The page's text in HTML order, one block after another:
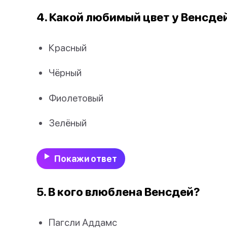
4. Какой любимый цвет у
Красный
Чёрный
Фиолетовый
Зелёный
Покажи ответ
5. В кого влюблена Венсдей?
Пагсли Аддамс